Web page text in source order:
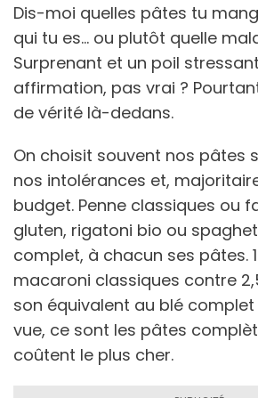
Dis-moi quelles pâtes tu
qui tu es... ou plutôt quelle
Surprenant et un poil
affirmation, pas vrai ?
de vérité là-dedans.
On choisit souvent nos pâtes
nos intolérances et,
budget. Penne classiques ou
gluten, rigatoni bio ou
complet, à chacun ses pâtes.
macaroni classiques contre
son équivalent au blé
vue, ce sont les pâtes
coûtent le plus cher.